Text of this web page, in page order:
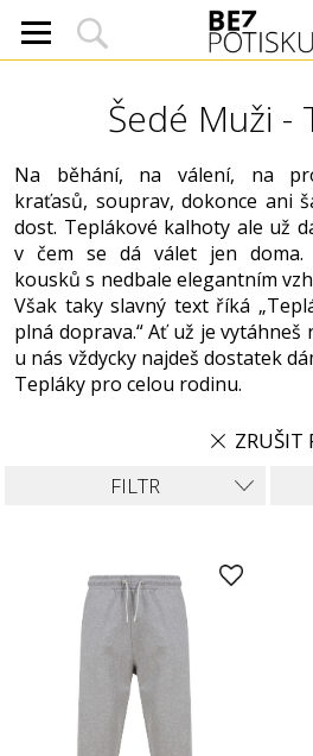
Šedé Muži -
Na běhání, na válení, na
kraťasů, souprav, dokonce ani
dost. Teplákové kalhoty ale už
v čem se dá válet jen doma.
kousků s nedbale elegantním
Však taky slavný text říká
plná doprava.“ Ať už je
u nás vždycky najdeš dostatek
Tepláky pro celou rodinu.
ZRUŠIT
FILTR